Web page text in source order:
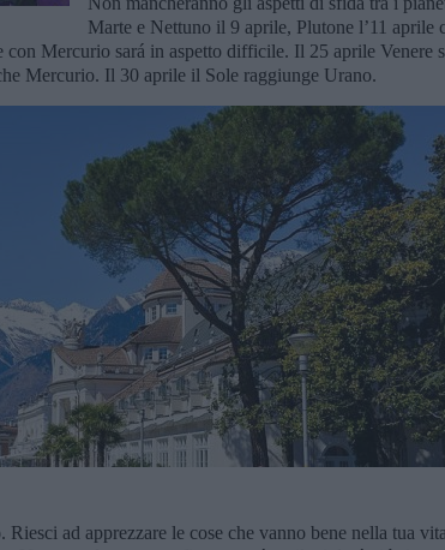
Marte e Nettuno il 9 aprile, Plutone l’11 aprile
Mercurio sará in aspetto difficile. Il 25 aprile Venere
Mercurio. Il 30 aprile il Sole raggiunge Urano.
ad apprezzare le cose che vanno bene nella tua